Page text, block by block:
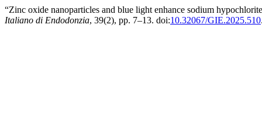
“Zinc oxide nanoparticles and blue light enhance sodium
Italiano di Endodonzia, 39(2), pp. 7–13. doi:10.32067/GIE.2025.510